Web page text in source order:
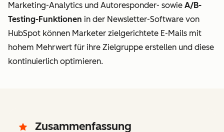
Marketing-Analytics und Autoresponder- sowie A/B-
Testing-Funktionen in der Newsletter-Software von
HubSpot können Marketer zielgerichtete E-Mails mit
hohem Mehrwert für ihre Zielgruppe erstellen und diese
kontinuierlich optimieren.
Zusammenfassung